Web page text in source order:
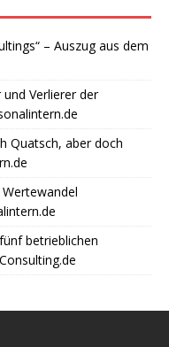
– Auszug aus dem
Verlierer der
Quatsch, aber doch
betrieblichen